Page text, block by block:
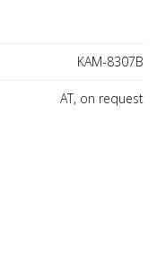
KAM-8307B
AT, on request